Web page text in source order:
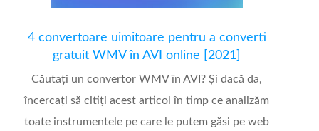
4 convertoare uimitoare pentru a converti
gratuit WMV în AVI online [2021]
Căutați un convertor WMV în AVI? Și dacă da,
încercați să citiți acest articol în timp ce analizăm
toate instrumentele pe care le putem găsi pe web